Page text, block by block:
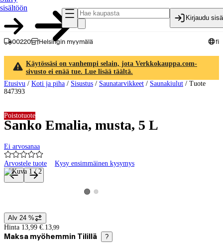
sisältöön
Kirjaudu
00220 Helsingin myymälä fi
Käytössäsi on vanhempi selain, jota Verkkokauppa.com-
sivusto ei enää tue. Lue lisää täältä.
Etusivu / Koti ja piha / Sisustus / Saunatarvikkeet / Saunakiulut / Tuote
847393
Sanko Emalia, musta, 5 L
Ei arvosanaa
Arvostele tuote Kysy ensimmäinen kysymys
Poistotuote
Tuotteen kuvat ja videot
Katso tuotekuva 1
Katso tuotekuva 2
Hintatiedot
Alv 24 %
Hinta 13,99 €. 13,99
Maksa myöhemmin Tilillä ?